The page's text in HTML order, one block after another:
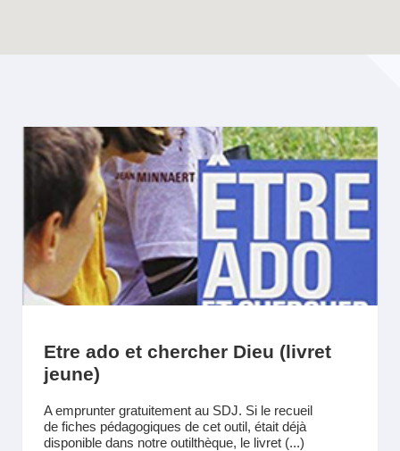
Etre ado et chercher Dieu (livret
jeune)
A emprunter gratuitement au SDJ. Si le recueil
de fiches pédagogiques de cet outil, était déjà
disponible dans notre outilthèque, le livret (...)